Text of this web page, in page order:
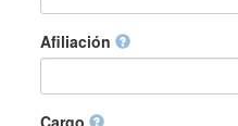
Afiliación
Cargo